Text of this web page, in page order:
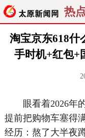
热
淘宝京东618什
手时机+红包+
眼看着2026年的
提前把购物车塞得
经历：熬了大半夜